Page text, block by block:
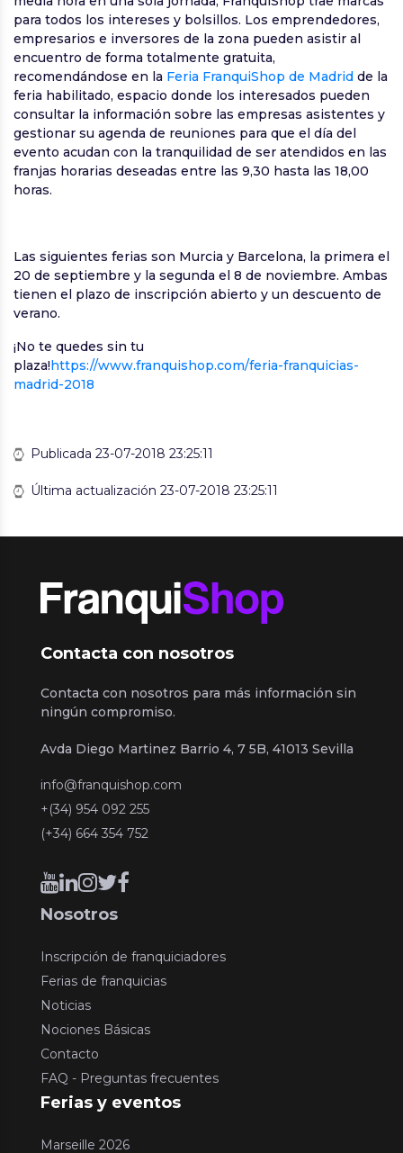
para todos los intereses y bolsillos. Los emprendedores,
empresarios e inversores de la zona pueden asistir al
encuentro de forma totalmente gratuita,
recomendándose en la Feria FranquiShop de Madrid de la
feria habilitado, espacio donde los interesados pueden
consultar la información sobre las empresas asistentes y
gestionar su agenda de reuniones para que el día del
evento acudan con la tranquilidad de ser atendidos en las
franjas horarias deseadas entre las 9,30 hasta las 18,00
horas.
Las siguientes ferias son Murcia y Barcelona, la primera el
20 de septiembre y la segunda el 8 de noviembre. Ambas
tienen el plazo de inscripción abierto y un descuento de
verano.
¡No te quedes sin tu
plaza!https://www.franquishop.com/feria-franquicias-
madrid-2018
Publicada 23-07-2018 23:25:11
Última actualización 23-07-2018 23:25:11
Contacta con nosotros
Contacta con nosotros para más información sin
ningún compromiso.
Avda Diego Martinez Barrio 4, 7 5B, 41013 Sevilla
info@franquishop.com
+(34) 954 092 255
(+34) 664 354 752
Nosotros
Inscripción de franquiciadores
Ferias de franquicias
Noticias
Nociones Básicas
Contacto
FAQ - Preguntas frecuentes
Ferias y eventos
Marseille 2026